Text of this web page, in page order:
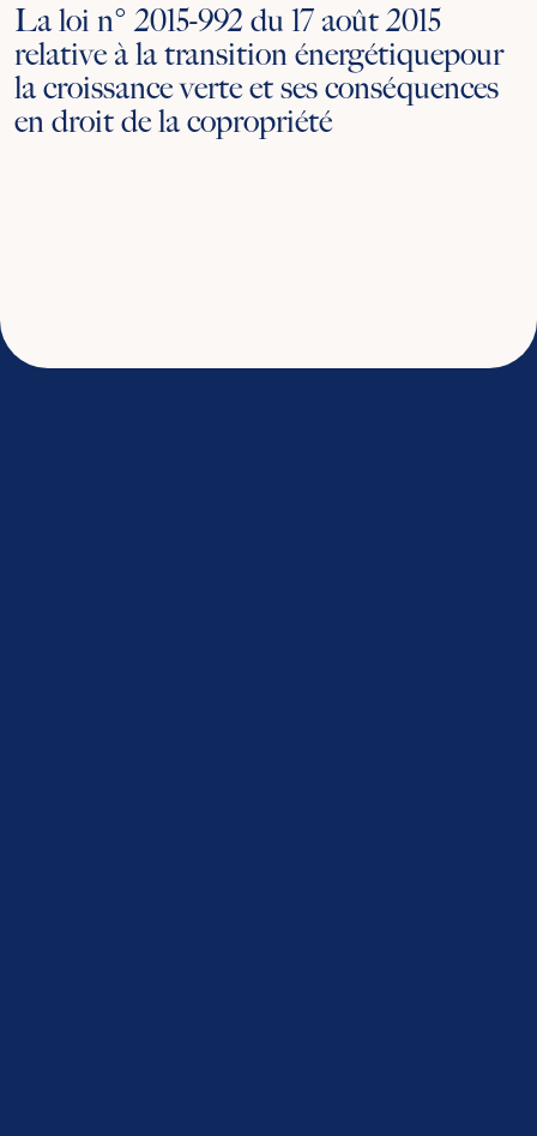
La loi n° 2015-992 du 17 août 2015
relative à la transition énergétiquepour
la croissance verte et ses conséquences
en droit de la copropriété